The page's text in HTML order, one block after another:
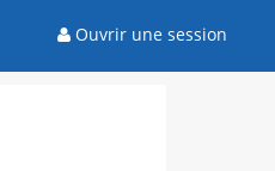
Ouvrir une session